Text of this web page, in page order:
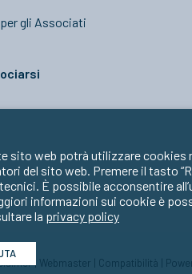
gli Associati
| Webmaster Compatibilità |
sito web potrà utilizzare
del sito web. Premere il tasto
È possibile acconsentire
informazioni sui cookie è
la privacy policy